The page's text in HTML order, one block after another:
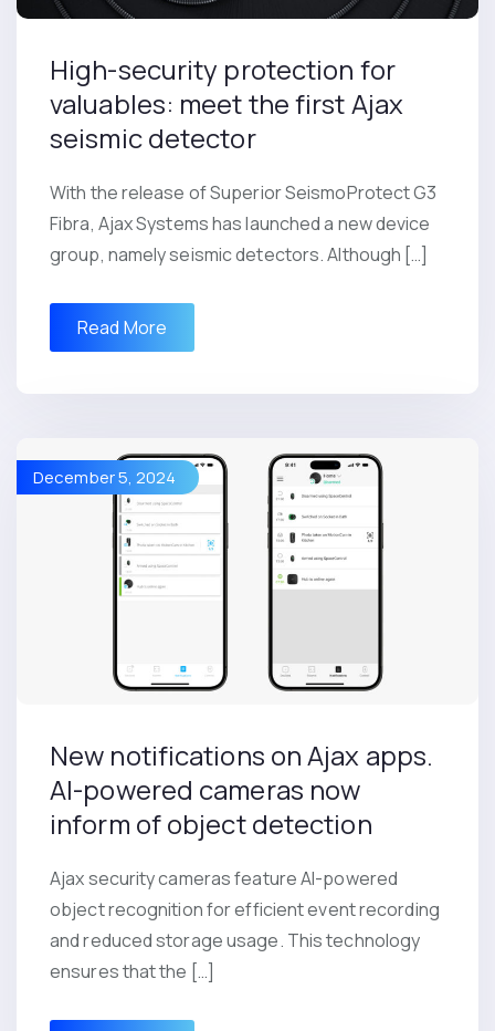
High-security protection for
valuables: meet the first Ajax
seismic detector
With the release of Superior SeismoProtect G3
Fibra, Ajax Systems has launched a new device
group, namely seismic detectors. Although […]
Read More
December 5, 2024
New notifications on Ajax apps.
AI-powered cаmeras now
inform of object detection
Ajax security cameras feature AI-powered
object recognition for efficient event recording
and reduced storage usage. This technology
ensures that the […]